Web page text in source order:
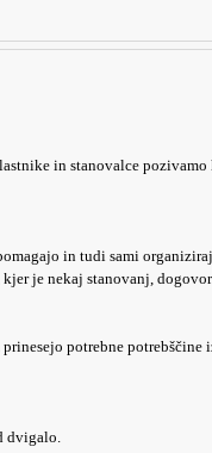
in stanovalce
in tudi sami
je nekaj stanovanj,
potrebne
dvigalo.